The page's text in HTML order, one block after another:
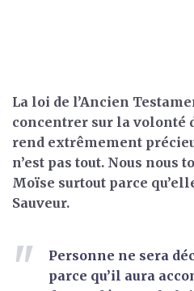
La loi de l’Ancien
concentrer sur la volonté
rend extrêmement
n’est pas tout. Nous nous
Moïse surtout parce
Sauveur.
Personne ne sera
parce qu’il aura